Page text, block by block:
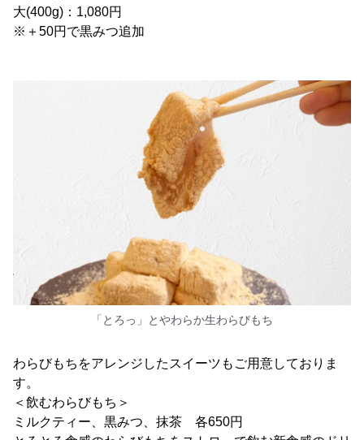
大(400g)：1,080円
※＋50円で黒みつ追加
「とろっ」とやわらか生わらびもち
わらびもちをアレンジしたスイーツもご用意しておりま
す。
＜飲むわらびもち＞
ミルクティー、黒みつ、抹茶 各650円